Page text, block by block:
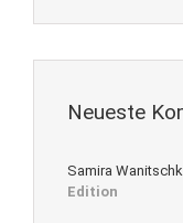
Neueste
Samira
Edition